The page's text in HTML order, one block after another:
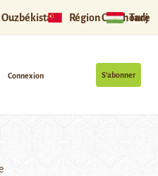
Ouzbékistan Région Ouïghoure
S’abonner
Connexion